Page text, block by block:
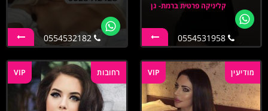
קליניקה פרטית ברמת- גן
0554531958
0554532182
VIP מודיעין VIP רחובות